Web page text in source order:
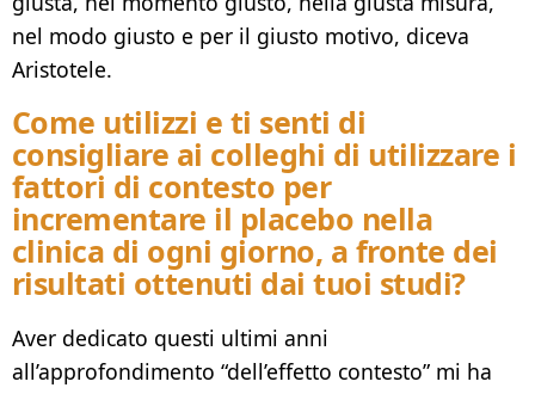
nel modo giusto e per il giusto motivo, diceva
Aristotele.
Come utilizzi e ti senti di
consigliare ai colleghi di utilizzare i
fattori di contesto per
incrementare il placebo nella
clinica di ogni giorno, a fronte dei
risultati ottenuti dai tuoi studi?
Aver dedicato questi ultimi anni
all’approfondimento “dell’effetto contesto” mi ha